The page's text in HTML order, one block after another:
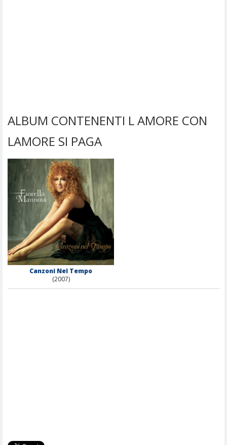
ALBUM CONTENENTI L AMORE CON
LAMORE SI PAGA
Canzoni Nel Tempo
(2007)